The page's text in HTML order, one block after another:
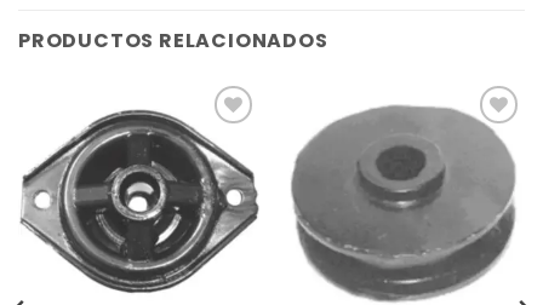
PRODUCTOS RELACIONADOS
Añadir
a la
lista de
deseos
Añadir
deseos